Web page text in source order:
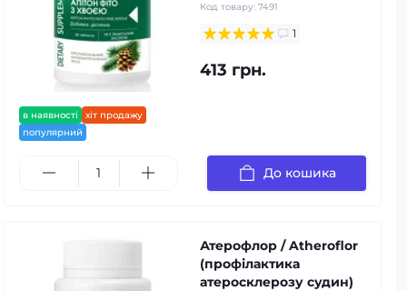
в наявності
хіт продажу
популярний
Код товару: 7491
1
413 грн.
До кошика
Атерофлор / Atheroflor
(профілактика
атеросклерозу судин)